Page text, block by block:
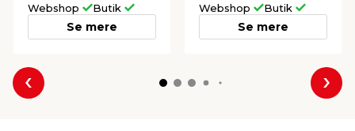
Webshop Butik
Se mere
Webshop Butik
Se mere
Forrige